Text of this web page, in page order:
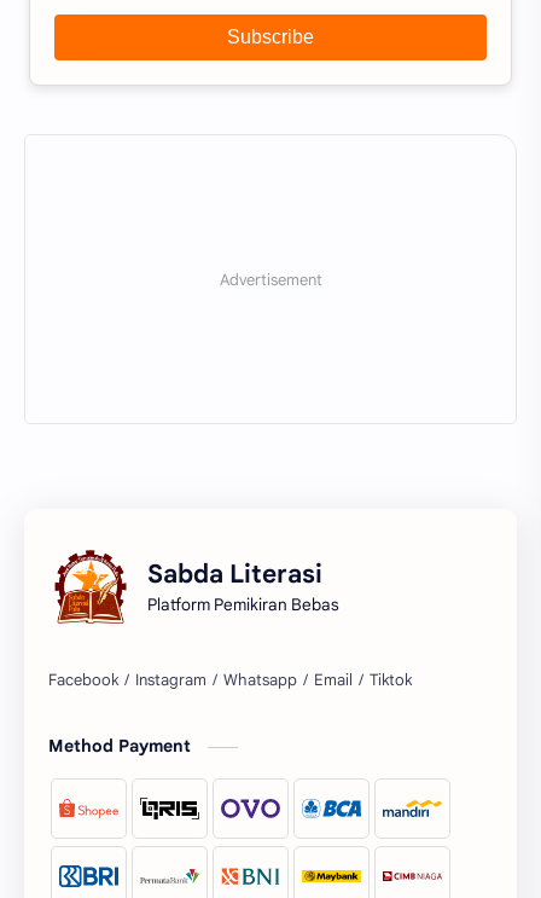
Subscribe
Sabda Literasi
Platform Pemikiran Bebas
Facebook Instagram Whatsapp Email Tiktok
Method Payment